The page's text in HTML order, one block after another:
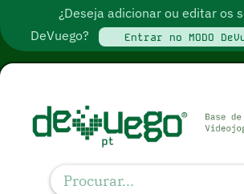
¿Deseja adicionar ou editar os
DeVuego?
Entrar no MODO